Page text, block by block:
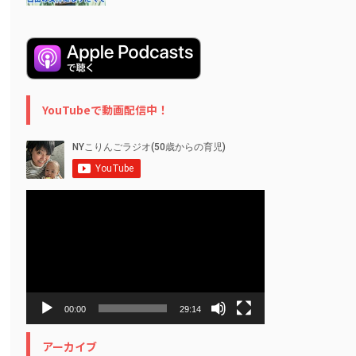
YouTubeで動画配信中！
00:00 29:14
アーカイブ